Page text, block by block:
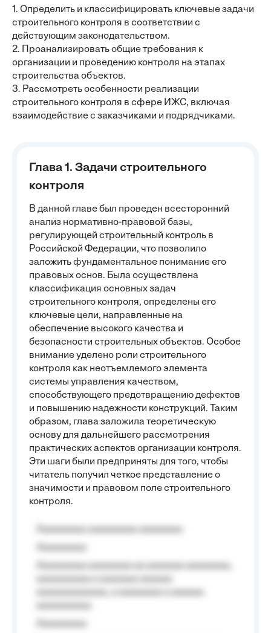
1. Определить и классифицировать ключевые задачи
строительного контроля в соответствии с
действующим законодательством.
2. Проанализировать общие требования к
организации и проведению контроля на этапах
строительства объектов.
3. Рассмотреть особенности реализации
строительного контроля в сфере ИЖС, включая
взаимодействие с заказчиками и подрядчиками.
Глава 1. Задачи строительного
контроля
В данной главе был проведен всесторонний
анализ нормативно-правовой базы,
регулирующей строительный контроль в
Российской Федерации, что позволило
заложить фундаментальное понимание его
правовых основ. Была осуществлена
классификация основных задач
строительного контроля, определены его
ключевые цели, направленные на
обеспечение высокого качества и
безопасности строительных объектов. Особое
внимание уделено роли строительного
контроля как неотъемлемого элемента
системы управления качеством,
способствующего предотвращению дефектов
и повышению надежности конструкций. Таким
образом, глава заложила теоретическую
основу для дальнейшего рассмотрения
практических аспектов организации контроля.
Эти шаги были предприняты для того, чтобы
читатель получил четкое представление о
значимости и правовом поле строительного
контроля.